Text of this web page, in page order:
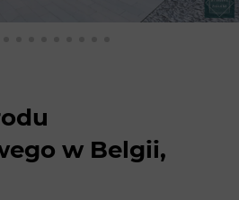
w Belgii,